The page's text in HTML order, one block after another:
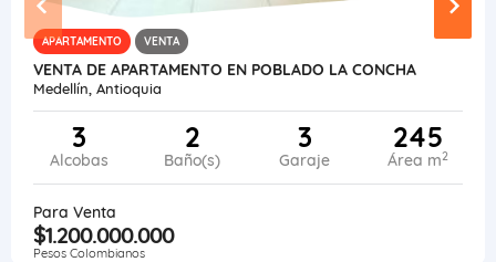
APARTAMENTO VENTA
VENTA DE APARTAMENTO EN POBLADO LA CONCHA
Medellín, Antioquia
3
Alcobas
2
Baño(s)
3
Garaje
245
Área m2
Para Venta
$1.200.000.000
Pesos Colombianos